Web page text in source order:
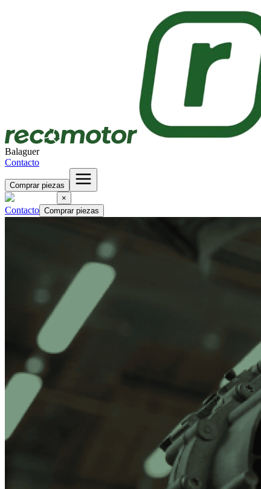
Balaguer
Contacto
Comprar piezas
×
Contacto Comprar piezas